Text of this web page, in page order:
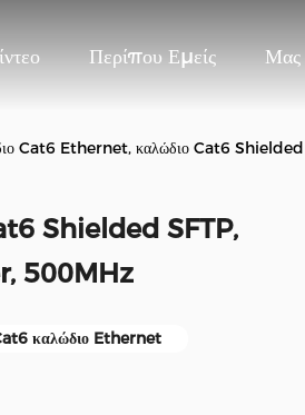
Περίπου Εμείς Μας
Cat6 Ethernet, καλώδιο Cat6
Shielded SFTP,
500MHz
καλώδιο Ethernet